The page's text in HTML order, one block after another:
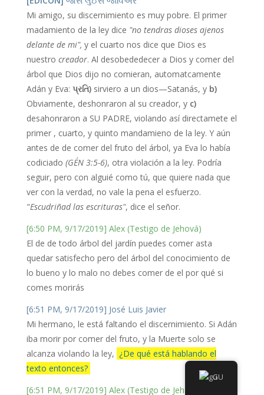
Mi amigo, su discernimiento es muy pobre. El primer
madamiento de la ley dice "no tendras dioses ajenos
delante de mi", y el cuarto nos dice que Dios es
nuestro creador. Al desobededecer a Dios y comer del
árbol que Dios dijo no comieran, automatcamente
Adán y Eva: પ્રતિ)sirviero a un dios—Satanás, y b)
Obviamente, deshonraron al su creador, y c)
desahonraron a SU PADRE, violando así directamete el
primer , cuarto, y quinto mandamieno de la ley. Y aún
antes de de comer del fruto del árbol, ya Eva lo había
codiciado (GÉN 3:5-6), otra violación a la ley. Podría
seguir, pero con alguié como tú, que quiere nada que
ver con la verdad, no vale la pena el esfuerzo.
"Escudriñad las escrituras", dice el señor.
[6:50 PM, 9/17/2019] Alex (Testigo de Jehová)
El de de todo árbol del jardín puedes comer asta
quedar satisfecho pero del árbol del conocimiento de
lo bueno y lo malo no debes comer de el por qué si
comes morirás
[6:51 PM, 9/17/2019] José Luis Javier
Mi hermano, le está faltando el discernimiento. Si Adán
iba morir por comer del fruto, y la Muerte solo se
alcanza violando la ley, ¿De qué está hablando el
texto entonces?
[6:51 PM, 9/17/2019] Alex (Testigo de Jehová)
GU